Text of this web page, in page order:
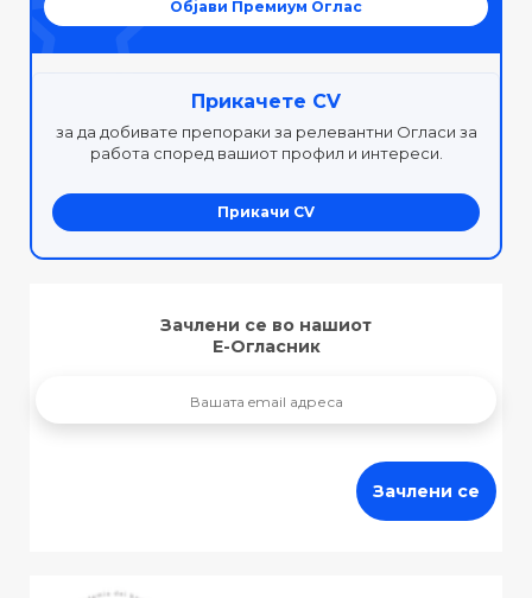
Објави Премиум Оглас
Прикачете CV
за да добивате препораки за релевантни Огласи за
работа според вашиот профил и интереси.
Прикачи CV
Зачлени се во нашиот
Е-Огласник